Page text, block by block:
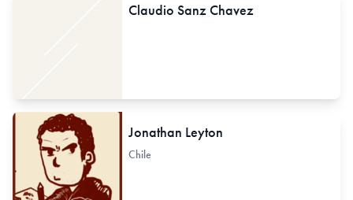
Claudio Sanz Chavez
Jonathan Leyton
Chile